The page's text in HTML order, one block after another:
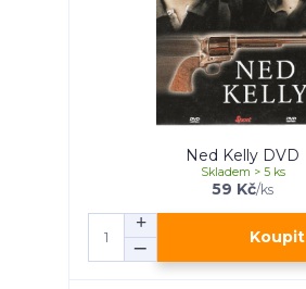
Ned Kelly DVD
59 Kč/ks
Skladem > 5 ks
Koupit